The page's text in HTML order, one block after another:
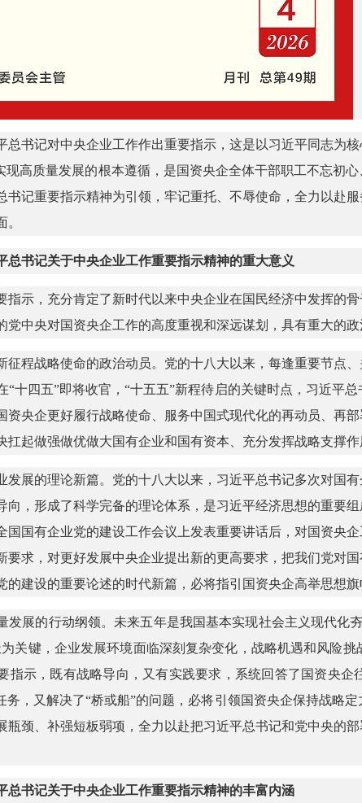
总书记对中央企业工作作出重要指示，这是以习近平同志
现高质量发展的根本遵循，是国资央企全体干部职工不忘初
书记重要指示精神为引领，牢记重托、不辱使命，全力以赴
总书记关于中央企业工作重要指示精神的重大意义
指示，充分肯定了新时代以来中央企业在国民经济中发挥的
党中央对国资央企工作的高度重视和深远谋划，具有重大的政
征程战略使命的政治动员。党的十八大以来，每逢重要节点
“十四五”即将收官，“十五五”新程待启的关键时点，习近平
资央企更好履行战略使命、服务中国式现代化的再动员、再
扛起做强做优做大国有企业和国有资本、充分发挥战略支撑
发展的理论新篇。党的十八大以来，习近平总书记多次对国
向，形成了科学完备的理论体系，是习近平经济思想的重要
国国有企业党的建设工作会议上发表重要讲话后，对国资央
要求，对更好发展中央企业提出新的更高要求，把我们党对
的建设的重要论述的时代新篇，必将指引国资央企高举思想
发展的行动纲领。未来五年是我国基本实现社会主义现代
关键，企业发展环境面临深刻复杂变化，战略机遇和风险
指示，既有战略导向，又有实践要求，系统回答了国资央
务，又解决了“桥或船”的问题，必将引领国资央企保持战
瓶颈、补强短板弱项，全力以赴把习近平总书记和党中央的
总书记关于中央企业工作重要指示精神的丰富内涵